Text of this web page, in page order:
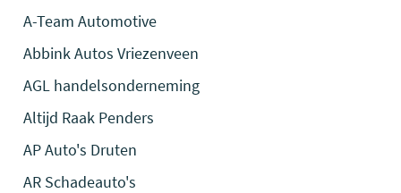
A-Team Automotive
Abbink Autos Vriezenveen
AGL handelsonderneming
Altijd Raak Penders
AP Auto's Druten
AR Schadeauto's